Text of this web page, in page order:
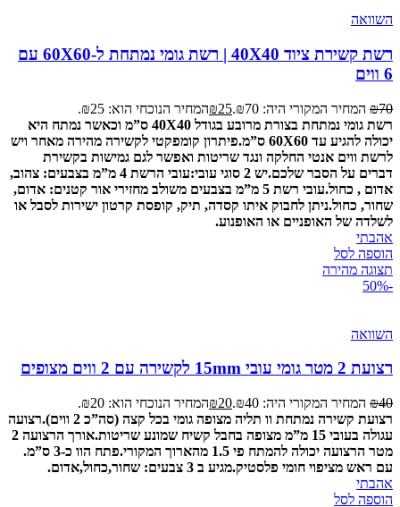
השוואה
רשת קשירת ציוד 40X40 | רשת גומי נמתחת ל-60X60 עם
6 ווים
₪70 המחיר המקורי היה: ₪70. ₪25
המחיר הנוכחי הוא: ₪25.
רשת גומי נמתחת בצורת מרובע בגודל 40X40 ס”מ וכאשר נמתח היא
יכולה להגיע עד 60X60 ס”מ.
פיתרון קומפקטי לקשירה מהירה מאחר ויש
לרשת ווים אנטי החלקה ונגד שריטות ואפשר לגם גמישות בקשירת
דברים על הסבר שלכם.יש 2 סוגי עובי:
עובי הרשת 4 מ”מ בצבעים: צהוב,
אדום , כחול.
עובי רשת 5 מ”מ בצבעים משולב מחזירי אור קטנים: אדום,
שחור, כחול.ניתן לחבוק איתו קסדה, תיק, קופסת קרטון ישירות לסבל או
לשלדה של האופניים או האופנוע.
אהבתי
הוספה לסל
תצוגה מהירה
-50%
השוואה
רצועת 2 מטר גומי עובי 15mm לקשירה עם 2 ווים מצופים
₪40 המחיר המקורי היה: ₪40. ₪20
המחיר הנוכחי הוא: ₪20.
רצועת קשירה נמתחת וו תליה מצופה גומי בכל קצה (סה”כ 2 ווים).
רצועה
עגולה בעובי 15 מ”מ מצופה בחבל קשיח שמונע שריטות.
אורך הרצועה 2
מטר הרצועה יכולה להמתח פי 1.5 מהארוך המקורי.
פתח הוו כ-3 ס”מ.
עם ראש מציפוי חומי פלסטיק.מגיע ב 3 צבעים: שחור,כחול,אדום.
אהבתי
הוספה לסל